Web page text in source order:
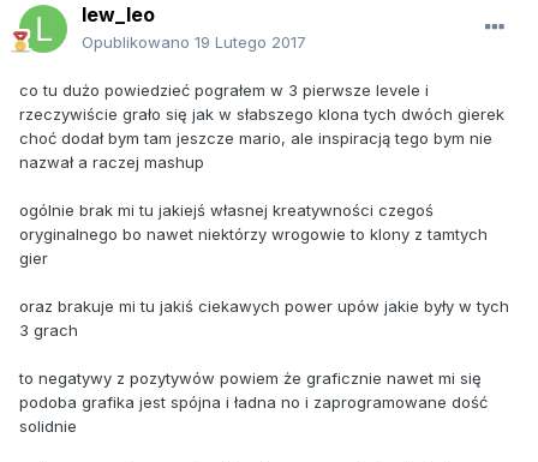
lew_leo
Opublikowano 19 Lutego 2017
co tu dużo powiedzieć pograłem w 3 pierwsze levele i
rzeczywiście grało się jak w słabszego klona tych dwóch gierek
choć dodał bym tam jeszcze mario, ale inspiracją tego bym nie
nazwał a raczej mashup
ogólnie brak mi tu jakiejś własnej kreatywności czegoś
oryginalnego bo nawet niektórzy wrogowie to klony z tamtych
gier
oraz brakuje mi tu jakiś ciekawych power upów jakie były w tych
3 grach
to negatywy z pozytywów powiem że graficznie nawet mi się
podoba grafika jest spójna i ładna no i zaprogramowane dość
solidnie